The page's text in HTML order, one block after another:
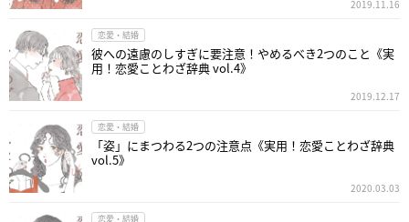
2019.11.16
恋愛・結婚
彼への遠慮のしすぎに要注意！やめるべき2つのこと《実
用！恋愛ことわざ辞典 vol.4》
2019.12.17
恋愛・結婚
「姿」にまつわる2つの注意点《実用！恋愛ことわざ辞典
vol.5》
2020.03.03
恋愛・結婚